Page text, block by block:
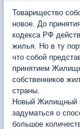
Товарищество
новое. До
кодекса РФ
жилья. Но в ту
что собой
принятием
собственников
страны.
Новый Жилищный
задуматься о
большое